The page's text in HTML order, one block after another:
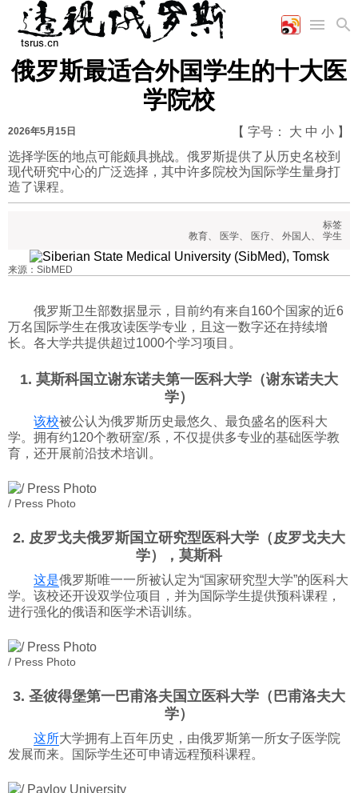
首页
国际
时政
陆军
军事合作
评论
经济
工业
能源
农业
科技
社会
文化
美食
娱乐
历史
体育
旅游
视听
漫画
视频
图表
俄罗斯最适合外国学生的十大医
学院校
2026年5月15日 【 字号： 大 中 小 】
选择学医的地点可能颇具挑战。俄罗斯提供了从历史名校到
现代研究中心的广泛选择，其中许多院校为国际学生量身打
造了课程。
标签
教育、 医学、 医疗、 外国人 、 学生
来源：SibMED
俄罗斯卫生部数据显示，目前约有来自160个国家的近6
万名国际学生在俄攻读医学专业，且这一数字还在持续增
长。各大学共提供超过1000个学习项目。
1. 莫斯科国立谢东诺夫第一医科大学（谢东诺夫大
学）
该校被公认为俄罗斯历史最悠久、最负盛名的医科大
学。拥有约120个教研室/系，不仅提供多专业的基础医学教
育，还开展前沿技术培训。
/ Press Photo
2. 皮罗戈夫俄罗斯国立研究型医科大学（皮罗戈夫大
学），莫斯科
这是俄罗斯唯一一所被认定为“国家研究型大学”的医科大
学。该校还开设双学位项目，并为国际学生提供预科课程，
进行强化的俄语和医学术语训练。
/ Press Photo
3. 圣彼得堡第一巴甫洛夫国立医科大学（巴甫洛夫大
学）
这所大学拥有上百年历史，由俄罗斯第一所女子医学院
发展而来。国际学生还可申请远程预科课程。